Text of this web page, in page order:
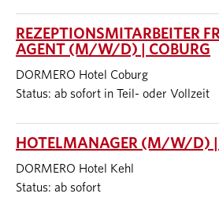
REZEPTIONSMITARBEITER
AGENT (M/W/D) | COBURG
DORMERO Hotel Coburg
Status: ab sofort in Teil- oder Vollzeit
HOTELMANAGER (M/W/D) |
DORMERO Hotel Kehl
Status: ab sofort